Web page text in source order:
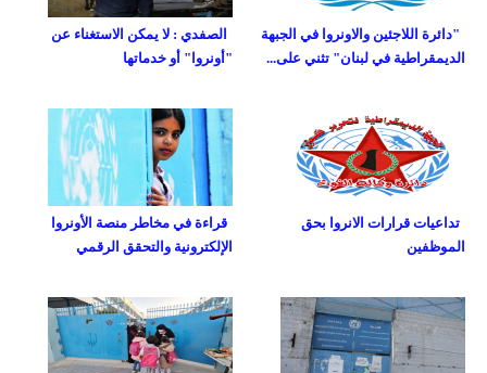
الصفدي : لا يمكن الاستغناء عن
"أونروا" أو خدماتها
"دائرة اللاجئين والاونروا في الجبهة
الديمقراطية في لبنان" تثني على...
قراءة في مخاطر منصة الأونروا
الإلكترونية والتحقق الرقمي
تداعيات قرارات الانروا بحق
الموظفين